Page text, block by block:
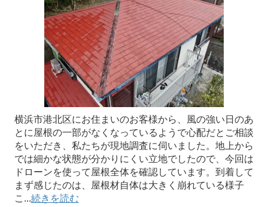
横浜市港北区にお住まいのお客様から、風の強い日のあ
とに屋根の一部がなくなっているようで心配だとご相談
をいただき、私たちが現地調査に伺いました。地上から
では細かな状態が分かりにくい立地でしたので、今回は
ドローンを使って屋根全体を確認しています。到着して
まず感じたのは、屋根材自体は大きく崩れている様子
こ...続きを読む